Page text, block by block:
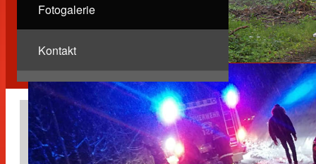
Fotogalerie
Kontakt
Wintereinbruch
20.02.2026